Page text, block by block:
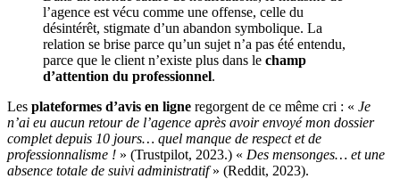
l’agence est vécu comme une offense, celle du
désintérêt, stigmate d’un abandon symbolique. La
relation se brise parce qu’un sujet n’a pas été entendu,
parce que le client n’existe plus dans le champ
d’attention du professionnel.
Les plateformes d’avis en ligne regorgent de ce même cri : « Je
n’ai eu aucun retour de l’agence après avoir envoyé mon dossier
complet depuis 10 jours… quel manque de respect et de
professionnalisme ! » (Trustpilot, 2023.) « Des mensonges… et une
absence totale de suivi administratif» (Reddit, 2023).